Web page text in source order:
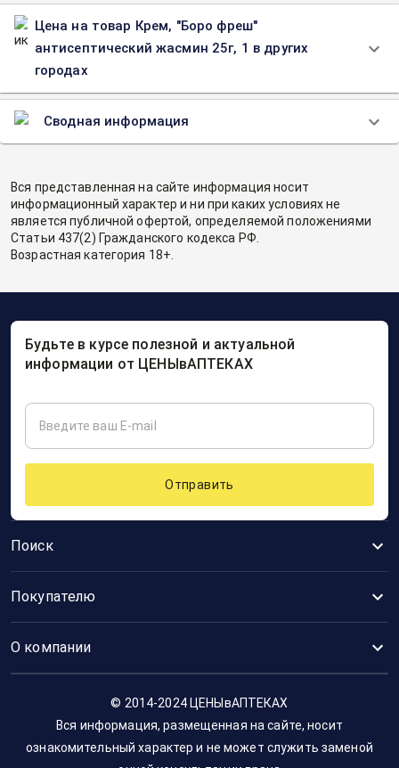
Цена на товар Крем, "Боро фреш"
антисептический жасмин 25г, 1 в других
городах
Сводная информация
Вся представленная на сайте информация носит
информационный характер и ни при каких условиях не
является публичной офертой, определяемой положениями
Статьи 437(2) Гражданского кодекса РФ.
Возрастная категория 18+.
Поиск
Покупателю
О компании
Будьте в курсе полезной и актуальной
информации от ЦЕНЫвАПТЕКАХ
Отправить
© 2014-2024 ЦЕНЫвАПТЕКАХ
Вся информация, размещенная на сайте, носит
ознакомительный характер и не может служить заменой